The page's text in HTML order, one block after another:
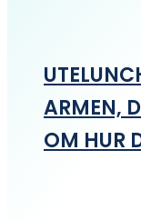
ARMEN,
OM HUR